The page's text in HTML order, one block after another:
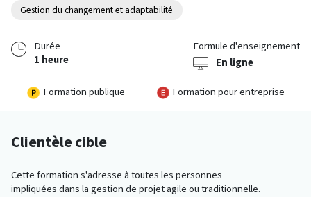
Gestion du changement et adaptabilité
Durée
1 heure
Formule d'enseignement
En ligne
Formation publique Formation pour entreprise
Clientèle cible
Cette formation s'adresse à toutes les personnes
impliquées dans la gestion de projet agile ou traditionnelle.